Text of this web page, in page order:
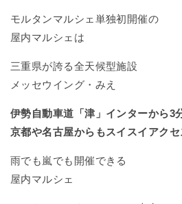
モルタンマルシェ単独初開催の
屋内マルシェは
三重県が誇る全天候型施設
メッセウイング・みえ
伊勢自動車道「津」インターから3
京都や名古屋からもスイスイアクセ
雨でも嵐でも開催できる
屋内マルシェ